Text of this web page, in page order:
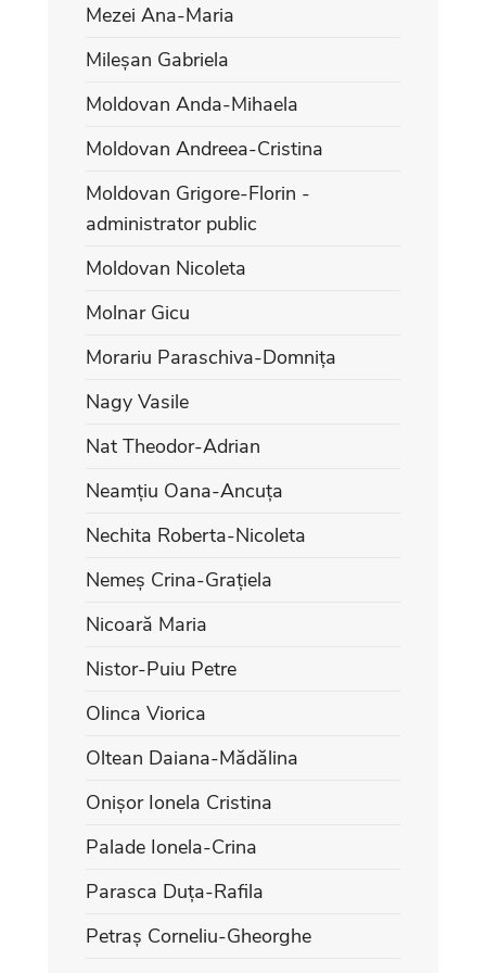
Mezei Ana-Maria
Mileșan Gabriela
Moldovan Anda-Mihaela
Moldovan Andreea-Cristina
Moldovan Grigore-Florin -
administrator public
Moldovan Nicoleta
Molnar Gicu
Morariu Paraschiva-Domnița
Nagy Vasile
Nat Theodor-Adrian
Neamțiu Oana-Ancuța
Nechita Roberta-Nicoleta
Nemeș Crina-Grațiela
Nicoară Maria
Nistor-Puiu Petre
Olinca Viorica
Oltean Daiana-Mădălina
Onișor Ionela Cristina
Palade Ionela-Crina
Parasca Duța-Rafila
Petraș Corneliu-Gheorghe